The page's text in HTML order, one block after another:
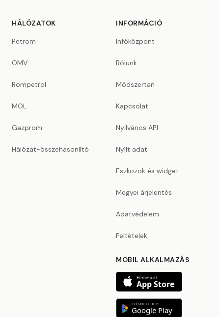
HÁLÓZATOK
Petrom
OMV
Rompetrol
MOL
Gazprom
Hálózat-összehasonlító
INFORMÁCIÓ
Infóközpont
Rólunk
Módszertan
Kapcsolat
Nyilvános API
Nyílt adat
Eszközök és widget
Megyei árjelentés
Adatvédelem
Feltételek
MOBIL ALKALMAZÁS
Elérhető itt:
App Store
ELÉRHETŐ ITT:
Google Play